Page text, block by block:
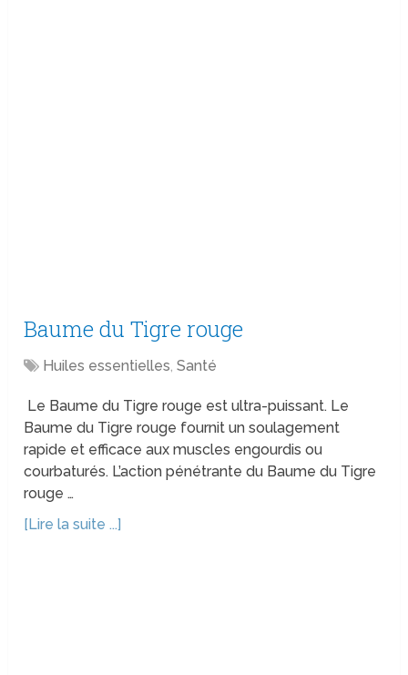
Baume du Tigre rouge
Huiles essentielles,Santé
Le Baume du Tigre rouge est ultra-puissant. Le
Baume du Tigre rouge fournit un soulagement
rapide et efficace aux muscles engourdis ou
courbaturés. L’action pénétrante du Baume du Tigre
rouge …
[Lire la suite ...]